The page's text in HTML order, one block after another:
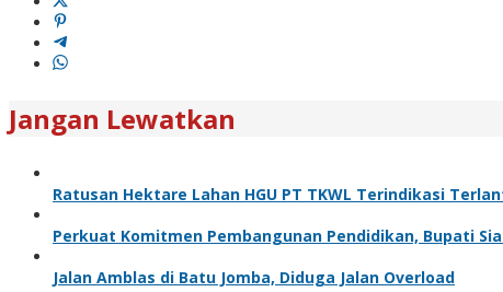
Jangan Lewatkan
Ratusan Hektare Lahan HGU PT TKWL Terindikasi
Perkuat Komitmen Pembangunan Pendidikan, Bupati
Jalan Amblas di Batu Jomba, Diduga Jalan Overload